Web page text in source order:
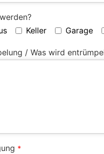
Keller Garage
/ Was wird
*